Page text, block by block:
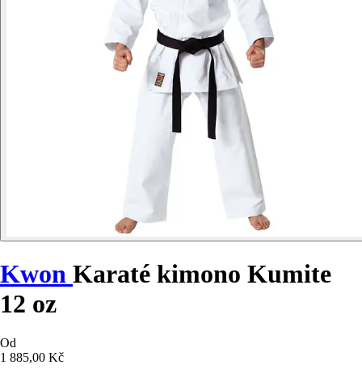
Kwon Karaté kimono Kumite
12 oz
Od
1 885,00 Kč